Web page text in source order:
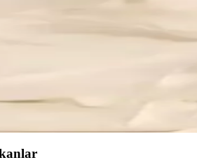
Damat erkek polo yaka tişörtleri detaylı
Polo Yaka Tişörtleri
ve U.S. Polo Assn. beyaz slim fit polo
Tişörtleri Karşılaştırması
erkek polo tişörtleri, kumaş, tasarım ve